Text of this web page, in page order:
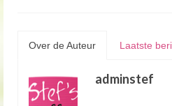
Over de Auteur Laatste
adminstef